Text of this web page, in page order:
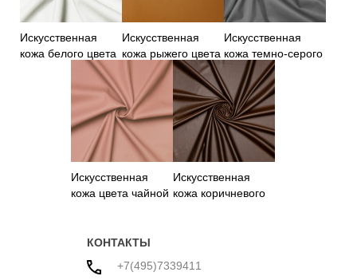
Искусственная
кожа белого цвета
Искусственная
кожа рыжего цвета
на замше
Искусственная
кожа темно-серого
цвета на вискозе
Искусственная
кожа цвета чайной
Искусственная
кожа коричневого
КОНТАКТЫ
+7(495)7339411